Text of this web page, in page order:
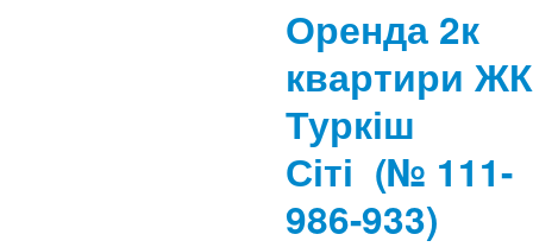
Оренда 2к
квартири ЖК
Туркіш
Сіті (№ 111-
986-933)